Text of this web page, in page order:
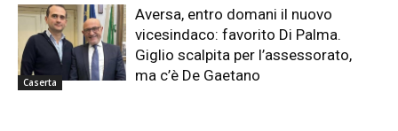
Caserta
Aversa, entro domani il nuovo
vicesindaco: favorito Di Palma.
Giglio scalpita per l’assessorato,
ma c’è De Gaetano